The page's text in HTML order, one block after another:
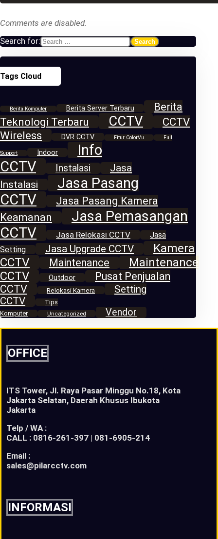
Comments are disabled.
Search for:
Tags Cloud
Berita Komputer Berita Server Terbaru
Berita
Teknologi Terbaru
CCTV
CCTV
Wireless
DVR CCTV Fitur ColorVu Full
Support Indoor
Info
CCTV
Instalasi
Jasa
Instalasi
Jasa Pasang
CCTV
Jasa Pasang Kamera
Keamanan
Jasa Pemasangan
CCTV
Jasa Relokasi CCTV
Jasa
Setting
Jasa Upgrade CCTV
Kamera
CCTV
Maintenance
Maintenance
CCTV
Outdoor
Pusat Penjualan
CCTV
Relokasi Kamera
Setting
CCTV
Tips
Komputer
Uncategorized Vendor
OFFICE
ITS Tower, Jl. Raya Pasar Minggu No.18, Kota
Jakarta Selatan, Daerah Khusus Ibukota
Jakarta
Telp / WA :
CALL : 0816-261-397 | 081-6905-214
Email :
sales@pilarcctv.com
INFORMASI